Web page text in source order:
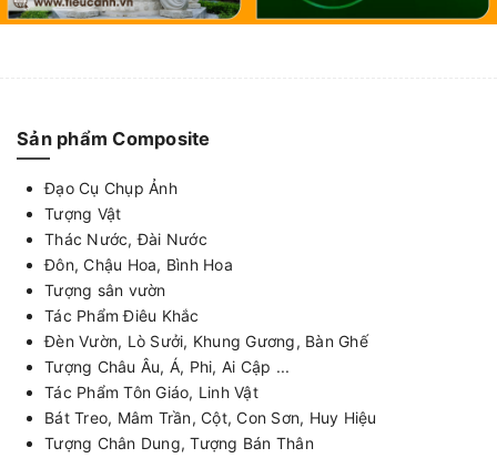
Sản phẩm Composite
Đạo Cụ Chụp Ảnh
Tượng Vật
Thác Nước, Đài Nước
Đôn, Chậu Hoa, Bình Hoa
Tượng sân vườn
Tác Phẩm Điêu Khắc
Đèn Vườn, Lò Sưởi, Khung Gương, Bàn Ghế
Tượng Châu Âu, Á, Phi, Ai Cập ...
Tác Phẩm Tôn Giáo, Linh Vật
Bát Treo, Mâm Trần, Cột, Con Sơn, Huy Hiệu
Tượng Chân Dung, Tượng Bán Thân